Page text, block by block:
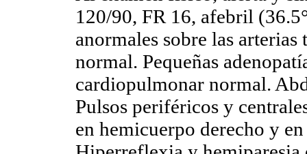
120/90, FR 16, afebril
anormales sobre las
normal. Pequeñas
cardiopulmonar normal.
Pulsos periféricos y
en hemicuerpo derecho y